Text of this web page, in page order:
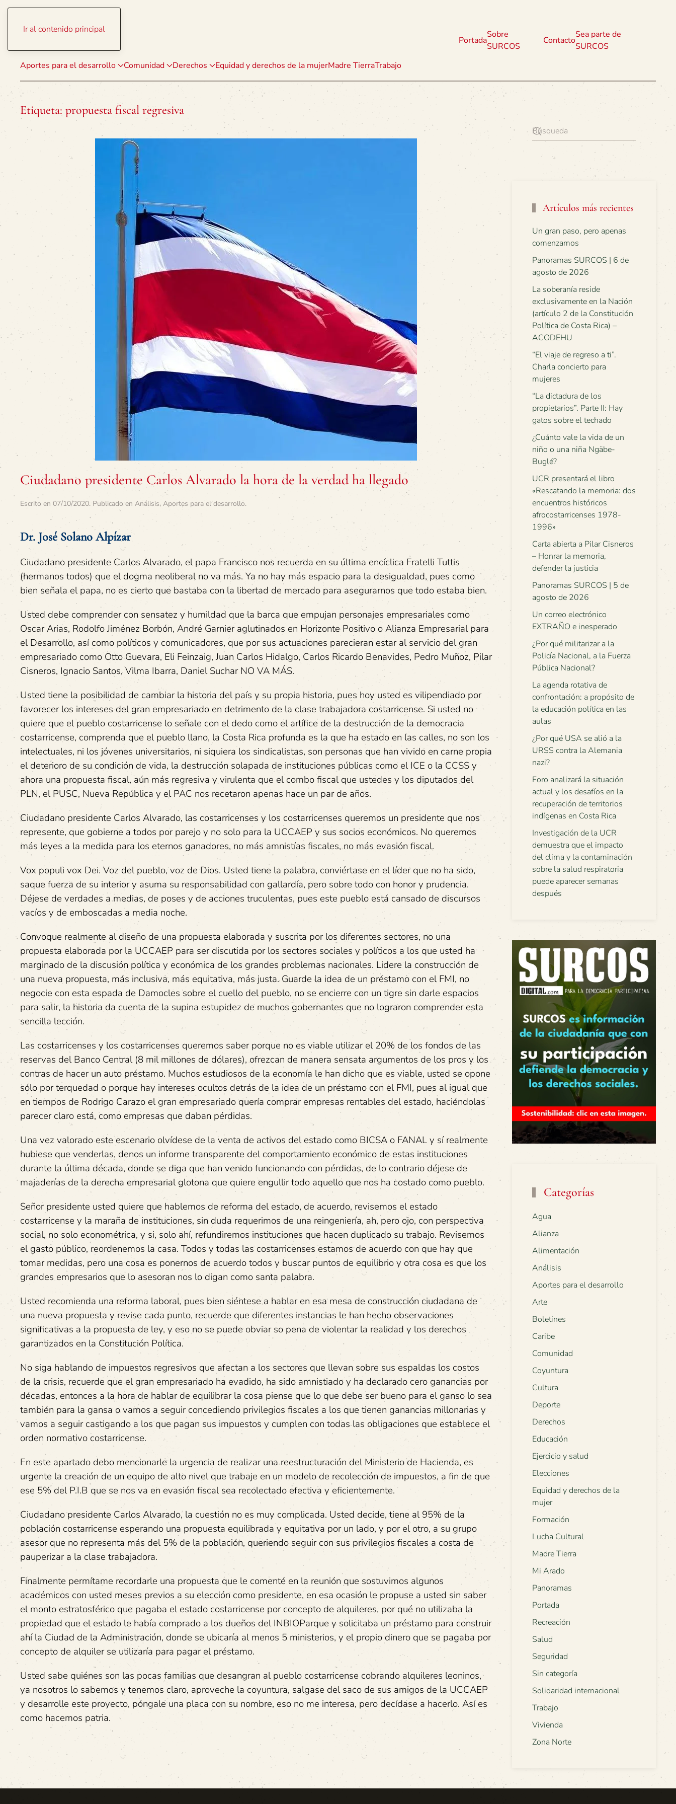
Ir al contenido principal
Aportes para el desarrollo Comunidad Derechos Equidad y derechos de la mujerMadre TierraTrabajo
Portada
Sobre
SURCOS
Contacto
Sea parte de
SURCOS
Etiqueta: propuesta fiscal regresiva
Ciudadano presidente Carlos Alvarado la hora de la verdad ha llegado
Escrito en 07/10/2020. Publicado en Análisis, Aportes para el desarrollo.
Dr. José Solano Alpízar
Ciudadano presidente Carlos Alvarado, el papa Francisco nos recuerda en su última encíclica Fratelli Tuttis
(hermanos todos) que el dogma neoliberal no va más. Ya no hay más espacio para la desigualdad, pues como
bien señala el papa, no es cierto que bastaba con la libertad de mercado para asegurarnos que todo estaba bien.
Usted debe comprender con sensatez y humildad que la barca que empujan personajes empresariales como
Oscar Arias, Rodolfo Jiménez Borbón, André Garnier aglutinados en Horizonte Positivo o Alianza Empresarial para
el Desarrollo, así como políticos y comunicadores, que por sus actuaciones parecieran estar al servicio del gran
empresariado como Otto Guevara, Eli Feinzaig, Juan Carlos Hidalgo, Carlos Ricardo Benavides, Pedro Muñoz, Pilar
Cisneros, Ignacio Santos, Vilma Ibarra, Daniel Suchar NO VA MÁS.
Usted tiene la posibilidad de cambiar la historia del país y su propia historia, pues hoy usted es vilipendiado por
favorecer los intereses del gran empresariado en detrimento de la clase trabajadora costarricense. Si usted no
quiere que el pueblo costarricense lo señale con el dedo como el artífice de la destrucción de la democracia
costarricense, comprenda que el pueblo llano, la Costa Rica profunda es la que ha estado en las calles, no son los
intelectuales, ni los jóvenes universitarios, ni siquiera los sindicalistas, son personas que han vivido en carne propia
el deterioro de su condición de vida, la destrucción solapada de instituciones públicas como el ICE o la CCSS y
ahora una propuesta fiscal, aún más regresiva y virulenta que el combo fiscal que ustedes y los diputados del
PLN, el PUSC, Nueva República y el PAC nos recetaron apenas hace un par de años.
Ciudadano presidente Carlos Alvarado, las costarricenses y los costarricenses queremos un presidente que nos
represente, que gobierne a todos por parejo y no solo para la UCCAEP y sus socios económicos. No queremos
más leyes a la medida para los eternos ganadores, no más amnistías fiscales, no más evasión fiscal.
Vox populi vox Dei. Voz del pueblo, voz de Dios. Usted tiene la palabra, conviértase en el líder que no ha sido,
saque fuerza de su interior y asuma su responsabilidad con gallardía, pero sobre todo con honor y prudencia.
Déjese de verdades a medias, de poses y de acciones truculentas, pues este pueblo está cansado de discursos
vacíos y de emboscadas a media noche.
Convoque realmente al diseño de una propuesta elaborada y suscrita por los diferentes sectores, no una
propuesta elaborada por la UCCAEP para ser discutida por los sectores sociales y políticos a los que usted ha
marginado de la discusión política y económica de los grandes problemas nacionales. Lidere la construcción de
una nueva propuesta, más inclusiva, más equitativa, más justa. Guarde la idea de un préstamo con el FMI, no
negocie con esta espada de Damocles sobre el cuello del pueblo, no se encierre con un tigre sin darle espacios
para salir, la historia da cuenta de la supina estupidez de muchos gobernantes que no lograron comprender esta
sencilla lección.
Las costarricenses y los costarricenses queremos saber porque no es viable utilizar el 20% de los fondos de las
reservas del Banco Central (8 mil millones de dólares), ofrezcan de manera sensata argumentos de los pros y los
contras de hacer un auto préstamo. Muchos estudiosos de la economía le han dicho que es viable, usted se opone
sólo por terquedad o porque hay intereses ocultos detrás de la idea de un préstamo con el FMI, pues al igual que
en tiempos de Rodrigo Carazo el gran empresariado quería comprar empresas rentables del estado, haciéndolas
parecer claro está, como empresas que daban pérdidas.
Una vez valorado este escenario olvídese de la venta de activos del estado como BICSA o FANAL y sí realmente
hubiese que venderlas, denos un informe transparente del comportamiento económico de estas instituciones
durante la última década, donde se diga que han venido funcionando con pérdidas, de lo contrario déjese de
majaderías de la derecha empresarial glotona que quiere engullir todo aquello que nos ha costado como pueblo.
Señor presidente usted quiere que hablemos de reforma del estado, de acuerdo, revisemos el estado
costarricense y la maraña de instituciones, sin duda requerimos de una reingeniería, ah, pero ojo, con perspectiva
social, no solo econométrica, y si, solo ahí, refundiremos instituciones que hacen duplicado su trabajo. Revisemos
el gasto público, reordenemos la casa. Todos y todas las costarricenses estamos de acuerdo con que hay que
tomar medidas, pero una cosa es ponernos de acuerdo todos y buscar puntos de equilibrio y otra cosa es que los
grandes empresarios que lo asesoran nos lo digan como santa palabra.
Usted recomienda una reforma laboral, pues bien siéntese a hablar en esa mesa de construcción ciudadana de
una nueva propuesta y revise cada punto, recuerde que diferentes instancias le han hecho observaciones
significativas a la propuesta de ley, y eso no se puede obviar so pena de violentar la realidad y los derechos
garantizados en la Constitución Política.
No siga hablando de impuestos regresivos que afectan a los sectores que llevan sobre sus espaldas los costos
de la crisis, recuerde que el gran empresariado ha evadido, ha sido amnistiado y ha declarado cero ganancias por
décadas, entonces a la hora de hablar de equilibrar la cosa piense que lo que debe ser bueno para el ganso lo sea
también para la gansa o vamos a seguir concediendo privilegios fiscales a los que tienen ganancias millonarias y
vamos a seguir castigando a los que pagan sus impuestos y cumplen con todas las obligaciones que establece el
orden normativo costarricense.
En este apartado debo mencionarle la urgencia de realizar una reestructuración del Ministerio de Hacienda, es
urgente la creación de un equipo de alto nivel que trabaje en un modelo de recolección de impuestos, a fin de que
ese 5% del P.I.B que se nos va en evasión fiscal sea recolectado efectiva y eficientemente.
Ciudadano presidente Carlos Alvarado, la cuestión no es muy complicada. Usted decide, tiene al 95% de la
población costarricense esperando una propuesta equilibrada y equitativa por un lado, y por el otro, a su grupo
asesor que no representa más del 5% de la población, queriendo seguir con sus privilegios fiscales a costa de
pauperizar a la clase trabajadora.
Finalmente permítame recordarle una propuesta que le comenté en la reunión que sostuvimos algunos
académicos con usted meses previos a su elección como presidente, en esa ocasión le propuse a usted sin saber
el monto estratosférico que pagaba el estado costarricense por concepto de alquileres, por qué no utilizaba la
propiedad que el estado le había comprado a los dueños del INBIOParque y solicitaba un préstamo para construir
ahí la Ciudad de la Administración, donde se ubicaría al menos 5 ministerios, y el propio dinero que se pagaba por
concepto de alquiler se utilizaría para pagar el préstamo.
Usted sabe quiénes son las pocas familias que desangran al pueblo costarricense cobrando alquileres leoninos,
ya nosotros lo sabemos y tenemos claro, aproveche la coyuntura, salgase del saco de sus amigos de la UCCAEP
y desarrolle este proyecto, póngale una placa con su nombre, eso no me interesa, pero decídase a hacerlo. Así es
como hacemos patria.
Artículos más recientes
Un gran paso, pero apenas
comenzamos
Panoramas SURCOS | 6 de
agosto de 2026
La soberanía reside
exclusivamente en la Nación
(artículo 2 de la Constitución
Política de Costa Rica) –
ACODEHU
“El viaje de regreso a ti”.
Charla concierto para
mujeres
“La dictadura de los
propietarios”. Parte II: Hay
gatos sobre el techado
¿Cuánto vale la vida de un
niño o una niña Ngäbe-
Buglé?
UCR presentará el libro
«Rescatando la memoria: dos
encuentros históricos
afrocostarricenses 1978-
1996»
Carta abierta a Pilar Cisneros
– Honrar la memoria,
defender la justicia
Panoramas SURCOS | 5 de
agosto de 2026
Un correo electrónico
EXTRAÑO e inesperado
¿Por qué militarizar a la
Policía Nacional, a la Fuerza
Pública Nacional?
La agenda rotativa de
confrontación: a propósito de
la educación política en las
aulas
¿Por qué USA se alió a la
URSS contra la Alemania
nazi?
Foro analizará la situación
actual y los desafíos en la
recuperación de territorios
indígenas en Costa Rica
Investigación de la UCR
demuestra que el impacto
del clima y la contaminación
sobre la salud respiratoria
puede aparecer semanas
después
Categorías
Agua
Alianza
Alimentación
Análisis
Aportes para el desarrollo
Arte
Boletines
Caribe
Comunidad
Coyuntura
Cultura
Deporte
Derechos
Educación
Ejercicio y salud
Elecciones
Equidad y derechos de la
mujer
Formación
Lucha Cultural
Madre Tierra
Mi Arado
Panoramas
Portada
Recreación
Salud
Seguridad
Sin categoría
Solidaridad internacional
Trabajo
Vivienda
Zona Norte